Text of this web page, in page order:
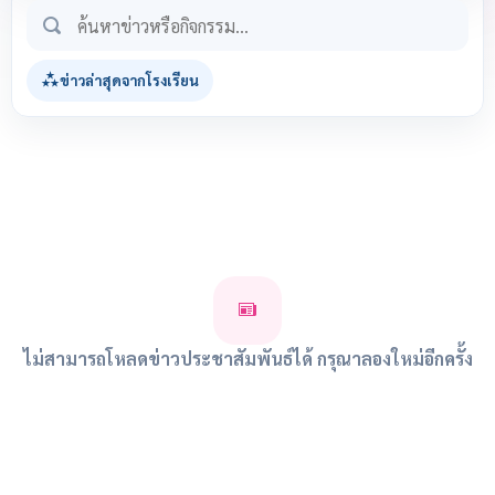
ข่าวล่าสุดจากโรงเรียน
ไม่สามารถโหลดข่าวประชาสัมพันธ์ได้ กรุณาลองใหม่อีกครั้ง